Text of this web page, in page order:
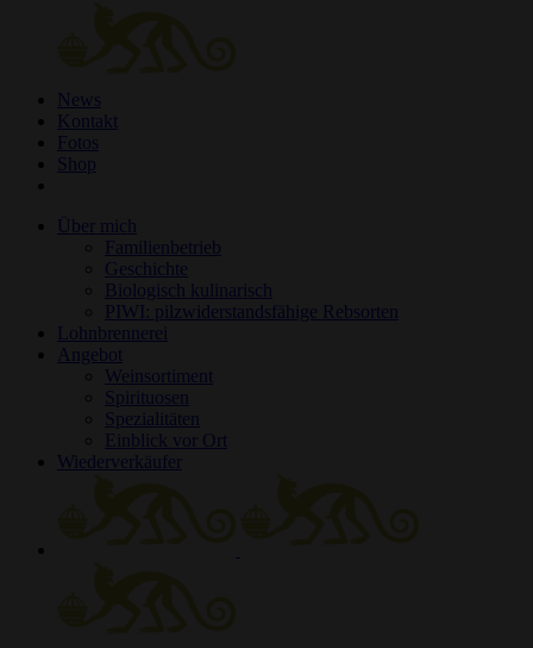
News
Kontakt
Fotos
Shop
Über mich
Familienbetrieb
Geschichte
Biologisch kulinarisch
PIWI: pilzwiderstandsfähige Rebsorten
Lohnbrennerei
Angebot
Weinsortiment
Spirituosen
Spezialitäten
Einblick vor Ort
Wiederverkäufer